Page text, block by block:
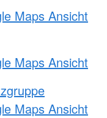
Maps Ansicht
Maps Ansicht
Maps Ansicht